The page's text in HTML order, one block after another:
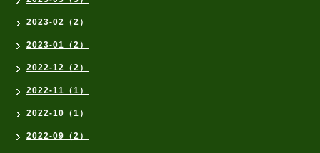
2023-02（2）
2023-01（2）
2022-12（2）
2022-11（1）
2022-10（1）
2022-09（2）